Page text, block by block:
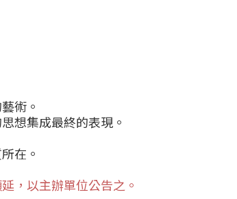
術。
想集成最終的表現。
在。
，以主辦單位公告之。